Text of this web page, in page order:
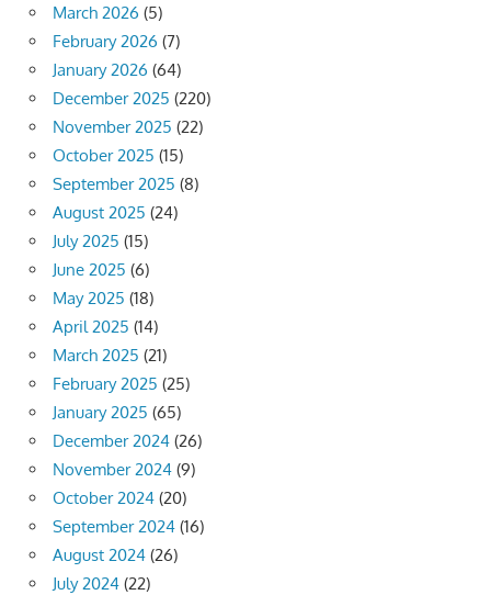
March 2026 (5)
February 2026 (7)
January 2026 (64)
December 2025 (220)
November 2025 (22)
October 2025 (15)
September 2025 (8)
August 2025 (24)
July 2025 (15)
June 2025 (6)
May 2025 (18)
April 2025 (14)
March 2025 (21)
February 2025 (25)
January 2025 (65)
December 2024 (26)
November 2024 (9)
October 2024 (20)
September 2024 (16)
August 2024 (26)
July 2024 (22)